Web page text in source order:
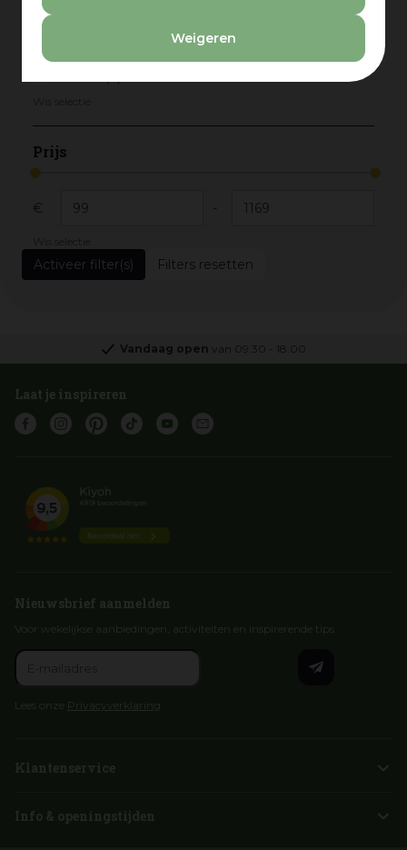
Weigeren
Prijs
€ -
Filters resetten
Vandaag open van 09:30 18:00
Laat je inspireren
Nieuwsbrief aanmelden
Voor wekelijkse aanbiedingen, activiteiten en inspirerende tips
Lees onze Privacyverklaring
Klantenservice
Info & openingstijden